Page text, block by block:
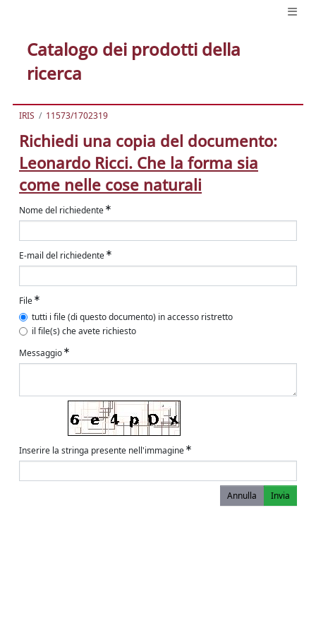
Catalogo dei prodotti della
ricerca
IRIS 11573/1702319
Richiedi una copia del documento:
Leonardo Ricci. Che la forma sia
come nelle cose naturali
Nome del richiedente
E-mail del richiedente
File
tutti i file (di questo documento) in accesso ristretto
il file(s) che avete richiesto
Messaggio
Inserire la stringa presente nell'immagine
Annulla Invia